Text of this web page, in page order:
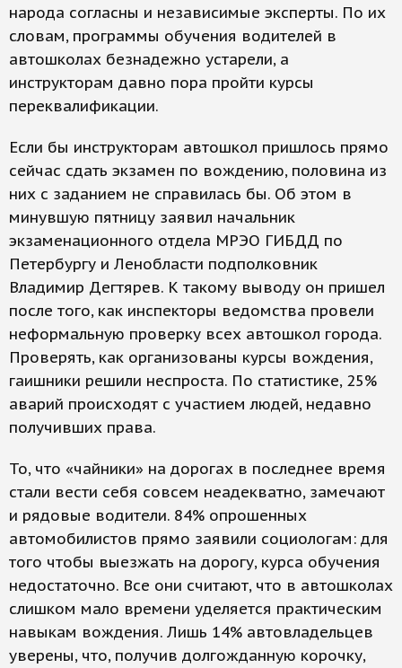
народа согласны и независимые эксперты. По их
словам, программы обучения водителей в
автошколах безнадежно устарели, а
инструкторам давно пора пройти курсы
переквалификации.
Если бы инструкторам автошкол пришлось прямо
сейчас сдать экзамен по вождению, половина из
них с заданием не справилась бы. Об этом в
минувшую пятницу заявил начальник
экзаменационного отдела МРЭО ГИБДД по
Петербургу и Ленобласти подполковник
Владимир Дегтярев. К такому выводу он пришел
после того, как инспекторы ведомства провели
неформальную проверку всех автошкол города.
Проверять, как организованы курсы вождения,
гаишники решили неспроста. По статистике, 25%
аварий происходят с участием людей, недавно
получивших права.
То, что «чайники» на дорогах в последнее время
стали вести себя совсем неадекватно, замечают
и рядовые водители. 84% опрошенных
автомобилистов прямо заявили социологам: для
того чтобы выезжать на дорогу, курса обучения
недостаточно. Все они считают, что в автошколах
слишком мало времени уделяется практическим
навыкам вождения. Лишь 14% автовладельцев
уверены, что, получив долгожданную корочку,